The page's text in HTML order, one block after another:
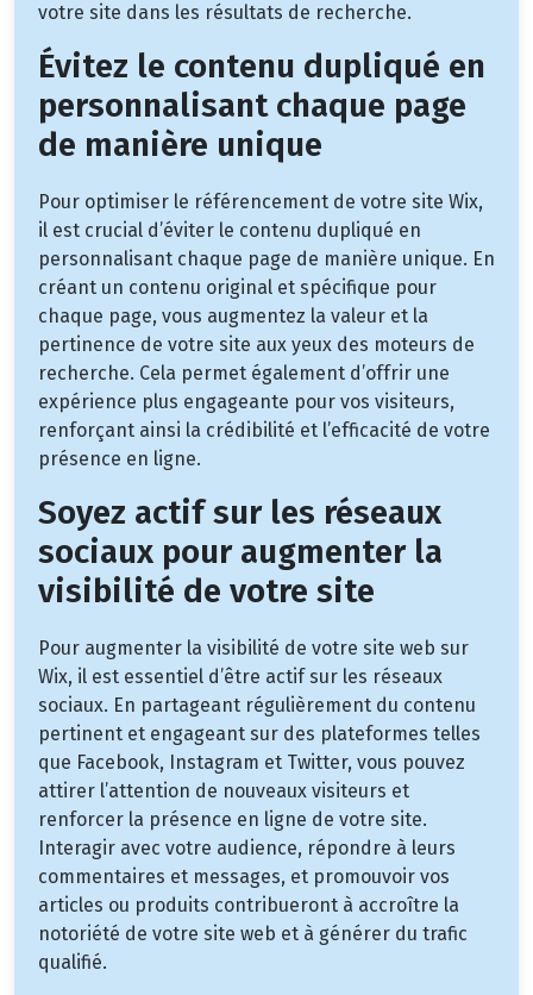
votre site dans les résultats de recherche.
Évitez le contenu dupliqué en
personnalisant chaque page
de manière unique
Pour optimiser le référencement de votre site Wix,
il est crucial d’éviter le contenu dupliqué en
personnalisant chaque page de manière unique. En
créant un contenu original et spécifique pour
chaque page, vous augmentez la valeur et la
pertinence de votre site aux yeux des moteurs de
recherche. Cela permet également d’offrir une
expérience plus engageante pour vos visiteurs,
renforçant ainsi la crédibilité et l’efficacité de votre
présence en ligne.
Soyez actif sur les réseaux
sociaux pour augmenter la
visibilité de votre site
Pour augmenter la visibilité de votre site web sur
Wix, il est essentiel d’être actif sur les réseaux
sociaux. En partageant régulièrement du contenu
pertinent et engageant sur des plateformes telles
que Facebook, Instagram et Twitter, vous pouvez
attirer l’attention de nouveaux visiteurs et
renforcer la présence en ligne de votre site.
Interagir avec votre audience, répondre à leurs
commentaires et messages, et promouvoir vos
articles ou produits contribueront à accroître la
notoriété de votre site web et à générer du trafic
qualifié.